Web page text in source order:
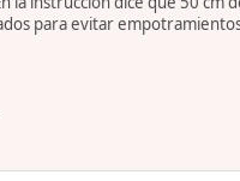
para evitar